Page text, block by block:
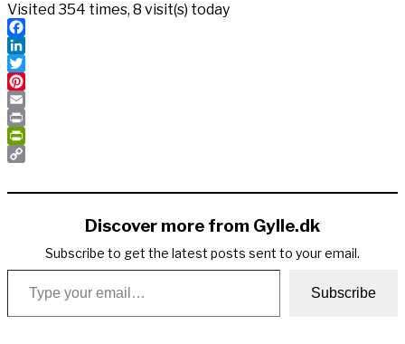
Visited 354 times, 8 visit(s) today
Facebook
LinkedIn
Twitter
Pinterest
Email
Print
PrintFriendly
Link
Discover more from Gylle.dk
Subscribe to get the latest posts sent to your email.
Type your email…
Subscribe